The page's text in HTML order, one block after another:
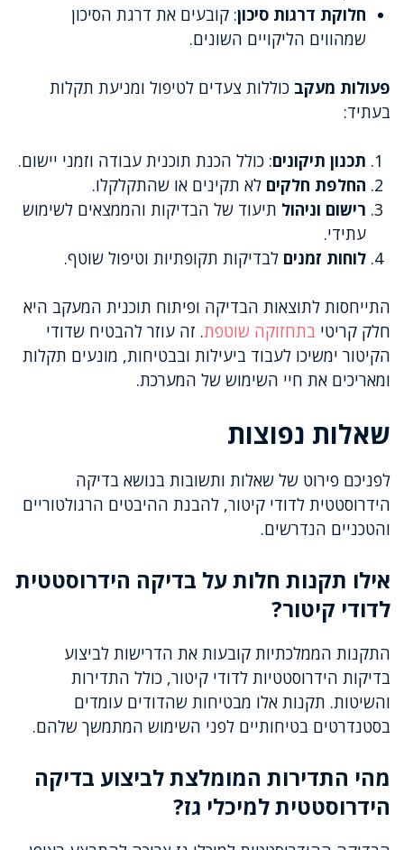
חלוקת דרגות סיכון: קובעים את דרגת הסיכון
שמהווים הליקויים השונים.
פעולות מעקב כוללות צעדים לטיפול ומניעת תקלות
בעתיד:
תכנון תיקונים: כולל הכנת תוכנית עבודה וזמני יישום.
החלפת חלקים לא תקינים או שהתקלקלו.
רישום וניהול תיעוד של הבדיקות והממצאים לשימוש
עתידי.
לוחות זמנים לבדיקות תקופתיות וטיפול שוטף.
התייחסות לתוצאות הבדיקה ופיתוח תוכנית המעקב היא
חלק קריטי בתחזוקה שוטפת. זה עוזר להבטיח שדודי
הקיטור ימשיכו לעבוד ביעילות ובבטיחות, מונעים תקלות
ומאריכים את חיי השימוש של המערכת.
שאלות נפוצות
לפניכם פירוט של שאלות ותשובות בנושא בדיקה
הידרוסטטית לדודי קיטור, להבנת ההיבטים הרגולטוריים
והטכניים הנדרשים.
אילו תקנות חלות על בדיקה הידרוסטטית
לדודי קיטור?
התקנות הממלכתיות קובעות את הדרישות לביצוע
בדיקות הידרוסטטיות לדודי קיטור, כולל התדירות
והשיטות. תקנות אלו מבטיחות שהדודים עומדים
בסטנדרטים בטיחותיים לפני השימוש המתמשך שלהם.
מהי התדירות המומלצת לביצוע בדיקה
הידרוסטטית למיכלי גז?